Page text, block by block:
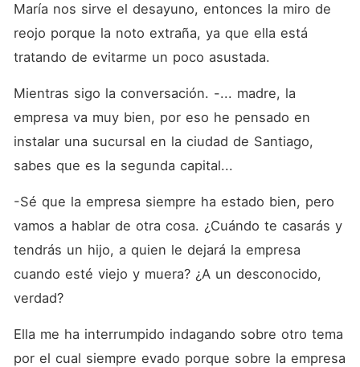
María nos sirve el desayuno, entonces la miro de
reojo porque la noto extraña, ya que ella está
tratando de evitarme un poco asustada.
Mientras sigo la conversación. -... madre, la
empresa va muy bien, por eso he pensado en
instalar una sucursal en la ciudad de Santiago,
sabes que es la segunda capital...
-Sé que la empresa siempre ha estado bien, pero
vamos a hablar de otra cosa. ¿Cuándo te casarás y
tendrás un hijo, a quien le dejará la empresa
cuando esté viejo y muera? ¿A un desconocido,
verdad?
Ella me ha interrumpido indagando sobre otro tema
por el cual siempre evado porque sobre la empresa